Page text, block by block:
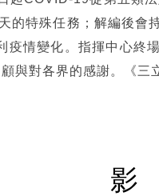
的特殊任務；解編後會
疫情變化。指揮中心終
與對各界的感謝。《三
影